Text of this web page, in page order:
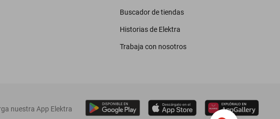
Buscador de tiendas
Historias de Elektra
Trabaja con nosotros
nuestra App Elektra